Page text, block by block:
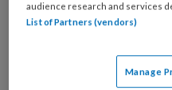
audience research and services
List of Partners (vendors)
Manage